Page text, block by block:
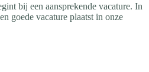
bij een aansprekende vacature. In
goede vacature plaatst in onze